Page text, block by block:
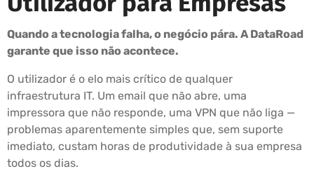
Quando a tecnologia falha, o negócio pára. A DataRoad
garante que isso não acontece.
O utilizador é o elo mais crítico de qualquer
infraestrutura IT. Um email que não abre, uma
impressora que não responde, uma VPN que não liga —
problemas aparentemente simples que, sem suporte
imediato, custam horas de produtividade à sua empresa
todos os dias.